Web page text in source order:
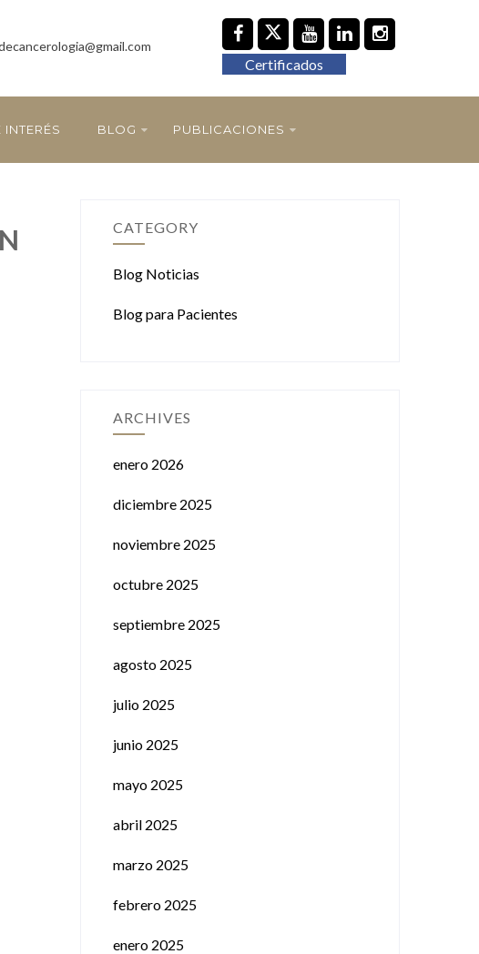
Certificados
BLOG PUBLICACIONES
CATEGORY
Blog Noticias
Blog para Pacientes
ARCHIVES
enero 2026
diciembre 2025
noviembre 2025
octubre 2025
septiembre 2025
agosto 2025
julio 2025
junio 2025
mayo 2025
abril 2025
marzo 2025
febrero 2025
enero 2025